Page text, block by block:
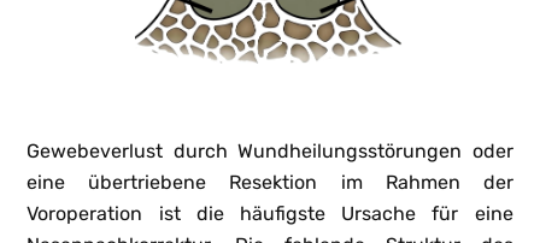
Gewebeverlust durch Wundheilungsstörungen oder
eine übertriebene Resektion im Rahmen der
Voroperation ist die häufigste Ursache für eine